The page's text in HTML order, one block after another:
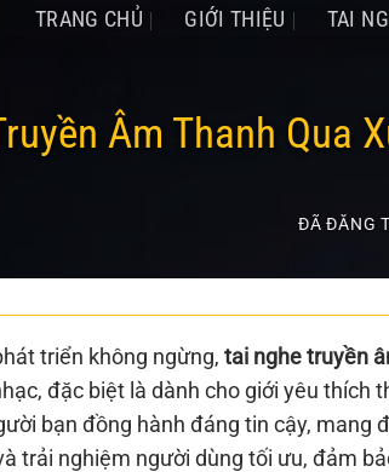
TRANG CHỦ GIỚI THIỆU TAI
Âm Thanh Qua
ĐÃ ĐĂNG
triển không ngừng, tai nghe truyền
đặc biệt là dành cho giới yêu thích
bạn đồng hành đáng tin cậy, mang
trải nghiệm người dùng tối ưu, đảm